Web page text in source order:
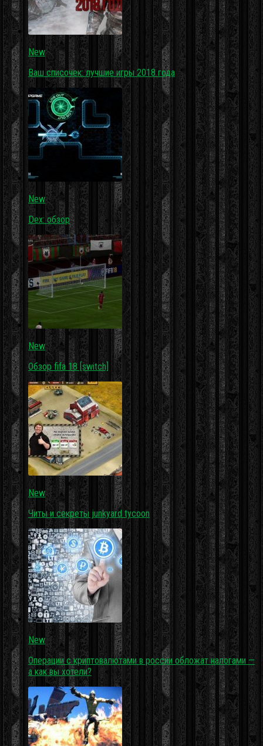
New
Ваш списочек: лучшие игры 2018 года
New
Dex: обзор
New
Обзор fifa 18 [switch]
New
Читы и секреты junkyard tycoon
New
Операции с криптовалютами в россии обложат налогами —
а как вы хотели?